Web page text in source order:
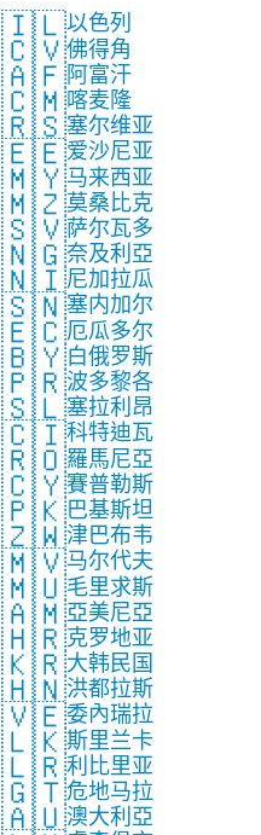
🇮🇱以色列
🇨🇻佛得角
🇦🇫阿富汗
🇨🇲喀麦隆
🇷🇸塞尔维亚
🇪🇪爱沙尼亚
🇲🇾马来西亚
🇲🇿莫桑比克
🇸🇻萨尔瓦多
🇳🇬奈及利亞
🇳🇮尼加拉瓜
🇸🇳塞内加尔
🇪🇨厄瓜多尔
🇧🇾白俄罗斯
🇵🇷波多黎各
🇸🇱塞拉利昂
🇨🇮科特迪瓦
🇷🇴羅馬尼亞
🇨🇾賽普勒斯
🇵🇰巴基斯坦
🇿🇼津巴布韦
🇲🇻马尔代夫
🇲🇺毛里求斯
🇦🇲亞美尼亞
🇭🇷克罗地亚
🇰🇷大韩民国
🇭🇳洪都拉斯
🇻🇪委內瑞拉
🇱🇰斯里兰卡
🇱🇷利比里亚
🇬🇹危地马拉
🇦🇺澳大利亞